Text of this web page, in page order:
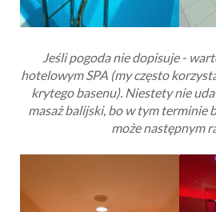
Jeśli pogoda nie dopisuje -
hotelowym SPA (my często
krytego basenu). Niestety nie
masaż balijski, bo w tym terminie
może następnym